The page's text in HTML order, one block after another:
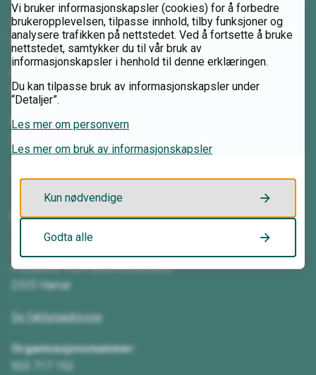
Telefon:
62 00 08 80
Åpningstider:
Mandag–fredag kl. 08.00–15.30
E-post:
Postadresse
Postboks 4404 Bedriftssenteret
2325 Hamar
Se fakturaadresse
Organisasjonsnummer:
920 717 152
Vi bruker informasjonskapsler (cookies) for å forbedre
brukeropplevelsen, tilpasse innhold, tilby funksjoner og
analysere trafikken på nettstedet. Ved å fortsette å bruke
nettstedet, samtykker du til vår bruk av
informasjonskapsler i henhold til denne erklæringen.
Du kan tilpasse bruk av informasjonskapsler under
“Detaljer”.
Les mer om personvern
Les mer om bruk av informasjonskapsler
Kun nødvendige
Godta alle